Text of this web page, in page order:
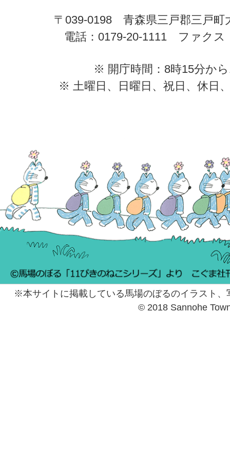
〒039-0198 青森県三戸郡三戸町
電話：0179-20-1111 ファクス
※ 開庁時間：8時15分か
※ 土曜日、日曜日、祝日、休日
※本サイトに掲載している馬場のぼるのイラスト
© 2018 Sannohe